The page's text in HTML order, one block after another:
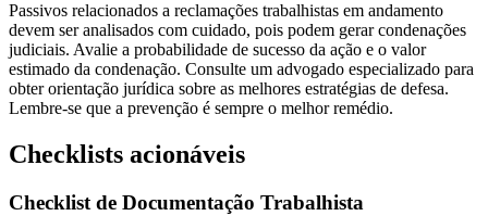
Passivos relacionados a reclamações trabalhistas em andamento
devem ser analisados com cuidado, pois podem gerar condenações
judiciais. Avalie a probabilidade de sucesso da ação e o valor
estimado da condenação. Consulte um advogado especializado para
obter orientação jurídica sobre as melhores estratégias de defesa.
Lembre-se que a prevenção é sempre o melhor remédio.
Checklists acionáveis
Checklist de Documentação Trabalhista